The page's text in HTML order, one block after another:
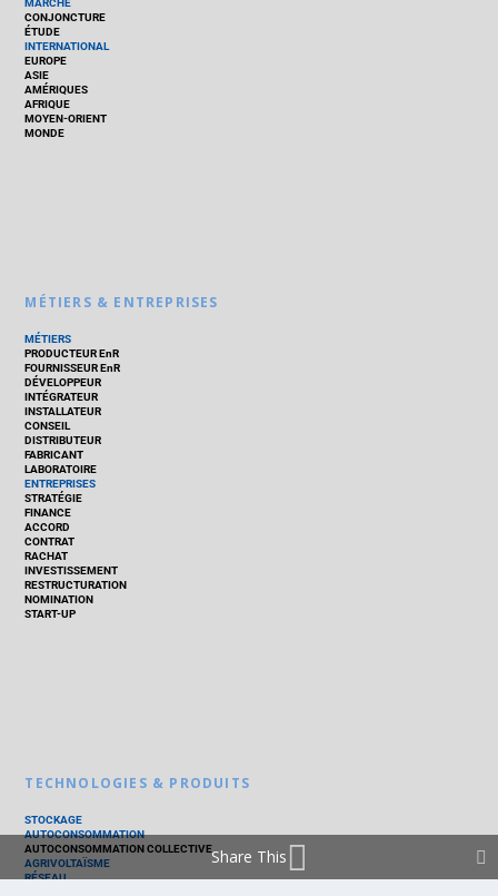
MARCHÉ
CONJONCTURE
ÉTUDE
INTERNATIONAL
EUROPE
ASIE
AMÉRIQUES
AFRIQUE
MOYEN-ORIENT
MONDE
MÉTIERS & ENTREPRISES
MÉTIERS
PRODUCTEUR EnR
FOURNISSEUR EnR
DÉVELOPPEUR
INTÉGRATEUR
INSTALLATEUR
CONSEIL
DISTRIBUTEUR
FABRICANT
LABORATOIRE
ENTREPRISES
STRATÉGIE
FINANCE
ACCORD
CONTRAT
RACHAT
INVESTISSEMENT
RESTRUCTURATION
NOMINATION
START-UP
TECHNOLOGIES & PRODUITS
STOCKAGE
AUTOCONSOMMATION
AUTOCONSOMMATION COLLECTIVE
AGRIVOLTAÏSME
RÉSEAU
Share This